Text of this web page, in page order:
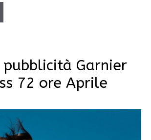
pubblicità Garnier
72 ore Aprile